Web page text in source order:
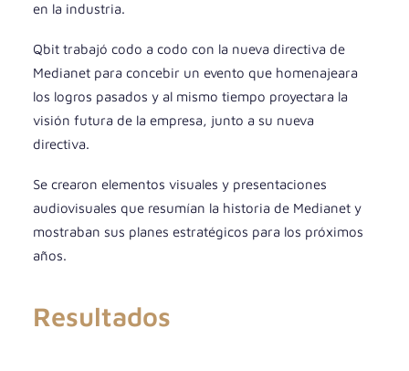
en la industria.
Qbit trabajó codo a codo con la nueva directiva de
Medianet para concebir un evento que homenajeara
los logros pasados y al mismo tiempo proyectara la
visión futura de la empresa, junto a su nueva
directiva.
Se crearon elementos visuales y presentaciones
audiovisuales que resumían la historia de Medianet y
mostraban sus planes estratégicos para los próximos
años.
Resultados